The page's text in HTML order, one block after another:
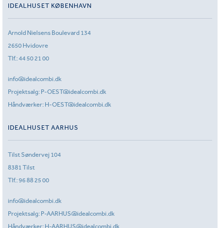
IDEALHUSET KØBENHAVN
Arnold Nielsens Boulevard 134
2650 Hvidovre
Tlf.:44 50 21 00
info@idealcombi.dk
Projektsalg: P-OEST@idealcombi.dk
Håndværker: H-OEST@idealcombi.dk
IDEALHUSET AARHUS
Tilst Søndervej 104
8381 Tilst
Tlf.:96 88 25 00
info@idealcombi.dk
Projektsalg: P-AARHUS@idealcombi.dk
Håndværker: H-AARHUS@idealcombi.dk